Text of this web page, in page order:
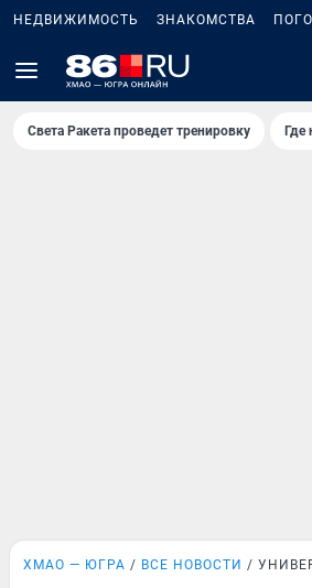
НЕДВИЖИМОСТЬ ЗНАКОМСТВА
Света Ракета проведет тренировку Где
ХМАО — ЮГРА ВСЕ НОВОСТИ